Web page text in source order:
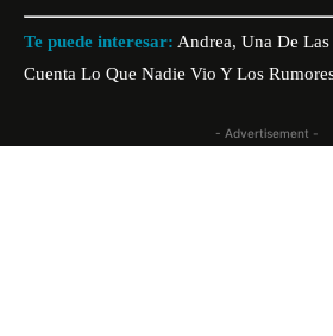
Te puede interesar: Andrea, Una De
Cuenta Lo Que Nadie Vio Y Los
- Advertisement -